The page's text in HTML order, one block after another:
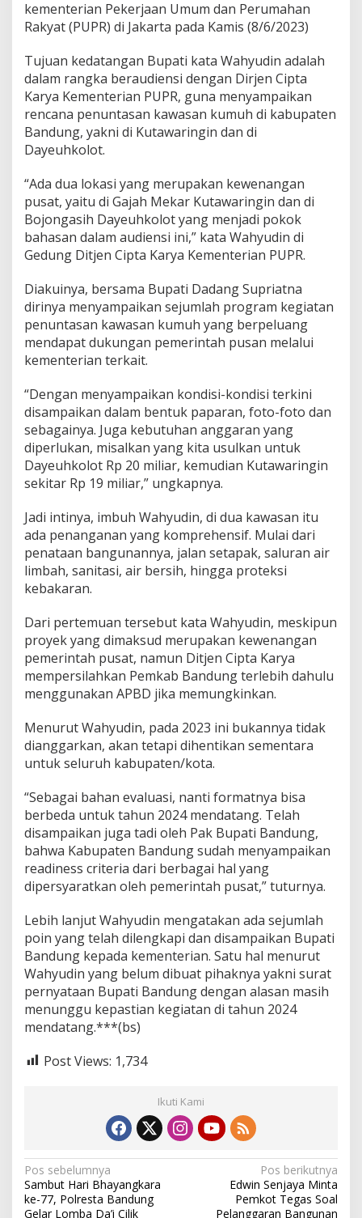
P
R
,
u
p
a
t
i
B
d
u
n
g
B
e
e
r
k
a
n
R
c
a
n
a
P
e
n
n
t
s
a
a
a
s
a
n
m
u
h
kementerian Pekerjaan Umum dan Perumahan
Rakyat (PUPR) di Jakarta pada Kamis (8/6/2023)
Tujuan kedatangan Bupati kata Wahyudin adalah
dalam rangka beraudiensi dengan Dirjen Cipta
Karya Kementerian PUPR, guna menyampaikan
rencana penuntasan kawasan kumuh di kabupaten
Bandung, yakni di Kutawaringin dan di
Dayeuhkolot.
“Ada dua lokasi yang merupakan kewenangan
pusat, yaitu di Gajah Mekar Kutawaringin dan di
Bojongasih Dayeuhkolot yang menjadi pokok
bahasan dalam audiensi ini,” kata Wahyudin di
Gedung Ditjen Cipta Karya Kementerian PUPR.
Diakuinya, bersama Bupati Dadang Supriatna
dirinya menyampaikan sejumlah program kegiatan
penuntasan kawasan kumuh yang berpeluang
mendapat dukungan pemerintah pusan melalui
kementerian terkait.
“Dengan menyampaikan kondisi-kondisi terkini
disampaikan dalam bentuk paparan, foto-foto dan
sebagainya. Juga kebutuhan anggaran yang
diperlukan, misalkan yang kita usulkan untuk
Dayeuhkolot Rp 20 miliar, kemudian Kutawaringin
sekitar Rp 19 miliar,” ungkapnya.
Jadi intinya, imbuh Wahyudin, di dua kawasan itu
ada penanganan yang komprehensif. Mulai dari
penataan bangunannya, jalan setapak, saluran air
limbah, sanitasi, air bersih, hingga proteksi
kebakaran.
Dari pertemuan tersebut kata Wahyudin, meskipun
proyek yang dimaksud merupakan kewenangan
pemerintah pusat, namun Ditjen Cipta Karya
mempersilahkan Pemkab Bandung terlebih dahulu
menggunakan APBD jika memungkinkan.
Menurut Wahyudin, pada 2023 ini bukannya tidak
dianggarkan, akan tetapi dihentikan sementara
untuk seluruh kabupaten/kota.
“Sebagai bahan evaluasi, nanti formatnya bisa
berbeda untuk tahun 2024 mendatang. Telah
disampaikan juga tadi oleh Pak Bupati Bandung,
bahwa Kabupaten Bandung sudah menyampaikan
readiness criteria dari berbagai hal yang
dipersyaratkan oleh pemerintah pusat,” tuturnya.
Lebih lanjut Wahyudin mengatakan ada sejumlah
poin yang telah dilengkapi dan disampaikan Bupati
Bandung kepada kementerian. Satu hal menurut
Wahyudin yang belum dibuat pihaknya yakni surat
pernyataan Bupati Bandung dengan alasan masih
menunggu kepastian kegiatan di tahun 2024
mendatang.***(bs)
Post Views: 1,734
Ikuti Kami
N
a
Pos sebelumnya
Sambut Hari Bhayangkara
ke-77, Polresta Bandung
Gelar Lomba Da’i Cilik
Pos berikutnya
Edwin Senjaya Minta
Pemkot Tegas Soal
Pelanggaran Bangunan